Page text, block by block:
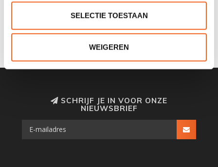
SELECTIE TOESTAAN
WEIGEREN
0 sterren op basis van 0 beoordelingen
JE BEOORDELING TOEVOEGEN
SCHRIJF JE IN VOOR ONZE
NIEUWSBRIEF